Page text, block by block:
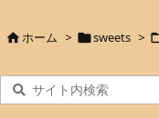
ホーム > sweets >